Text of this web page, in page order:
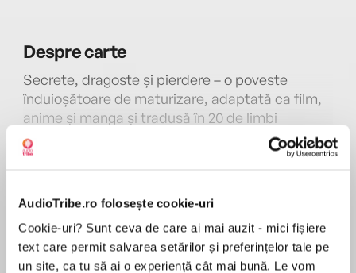
AudioTribe.ro folosește cookie-uri
Cookie-uri? Sunt ceva de care ai mai auzit - mici fișiere
text care permit salvarea setărilor și preferințelor tale pe
un site, ca tu să ai o experiență cât mai bună. Le vom
Desprecarte
Secrete, dragoste și pierdere – o poveste
înduioșătoare de maturizare, adaptată ca film,
anime și manga și tradusă în 20 de limbi
Un licean găsește jurnalul colegei sale de clasă
și descoperă că aceasta este pe moarte.
afara rudelor sale știe despre asta. Haruki îi jură
că nu va spune nimănui ce a aflat, iar secretul
lor îi aduce tot mai aproape în această poveste
Recenzii
Superbă